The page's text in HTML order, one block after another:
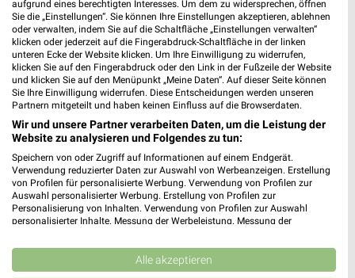
18,9 km 18,9 km
aufgrund eines berechtigten Interesses. Um dem zu widersprechen, öffnen
Sie die „Einstellungen“. Sie können Ihre Einstellungen akzeptieren, ablehnen
oder verwalten, indem Sie auf die Schaltfläche „Einstellungen verwalten“
klicken oder jederzeit auf die Fingerabdruck-Schaltfläche in der linken
unteren Ecke der Website klicken. Um Ihre Einwilligung zu widerrufen,
klicken Sie auf den Fingerabdruck oder den Link in der Fußzeile der Website
und klicken Sie auf den Menüpunkt „Meine Daten“. Auf dieser Seite können
Sie Ihre Einwilligung widerrufen. Diese Entscheidungen werden unseren
Partnern mitgeteilt und haben keinen Einfluss auf die Browserdaten.
Wir und unsere Partner verarbeiten Daten, um die Leistung der
Website zu analysieren und Folgendes zu tun:
Speichern von oder Zugriff auf Informationen auf einem Endgerät.
Verwendung reduzierter Daten zur Auswahl von Werbeanzeigen. Erstellung
von Profilen für personalisierte Werbung. Verwendung von Profilen zur
Auswahl personalisierter Werbung. Erstellung von Profilen zur
Personalisierung von Inhalten. Verwendung von Profilen zur Auswahl
personalisierter Inhalte. Messung der Werbeleistung. Messung der
Kombinationen von Daten aus verschiedenen Quellen. Entwicklung und
Verbesserung der Angebote. Verwendung reduzierter Daten zur Auswahl
von Inhalten.
Alle akzeptieren